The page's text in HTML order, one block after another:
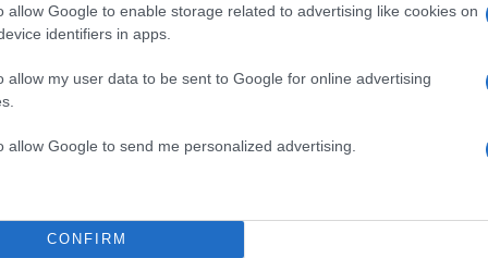
allow Google to enable storage related to advertising like cookies on
identifiers in apps.
allow my user data to be sent to Google for online advertising
allow Google to send me personalized advertising.
CONFIRM
από το μυαλό ότι αυτά ήταν κλεμμένα;
πει ότι είχε πολύ μεγάλο κύκλο.